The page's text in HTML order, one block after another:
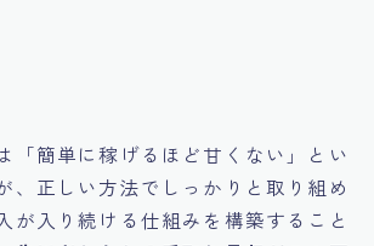
「簡単に稼げるほど甘くない」とい
、正しい方法でしっかりと取り組め
が入り続ける仕組みを構築すること